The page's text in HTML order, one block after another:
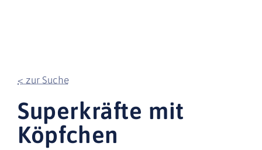
< zur Suche
Superkräfte mit
Köpfchen